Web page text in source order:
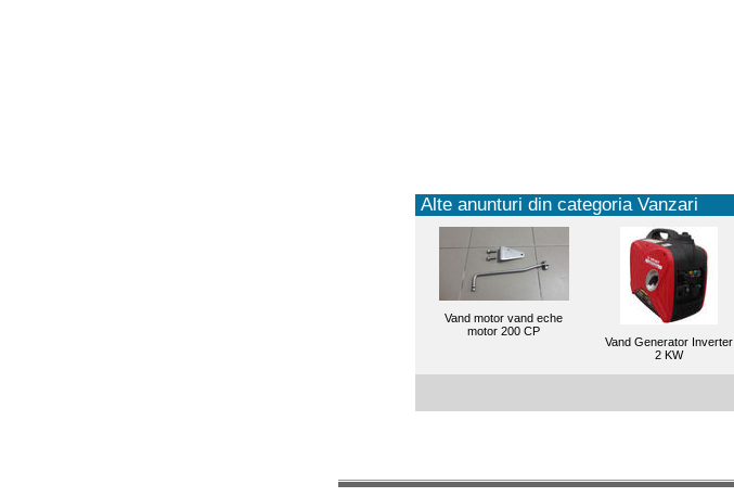
Alte anunturi din categoria Vanzari
Vand motor vand eche
motor 200 CP
Vand Generator Inverter
2 KW